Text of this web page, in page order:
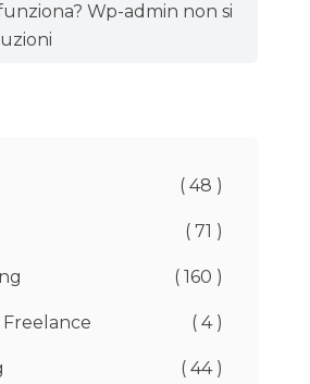
Wp-admin non si
( 48 )
( 71 )
( 160 )
( 4 )
( 44 )